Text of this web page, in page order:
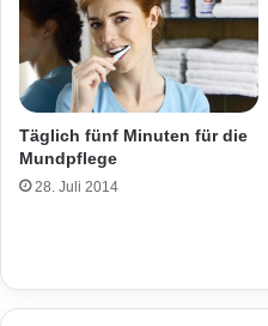
Täglich fünf Minuten für die
Mundpflege
28. Juli 2014